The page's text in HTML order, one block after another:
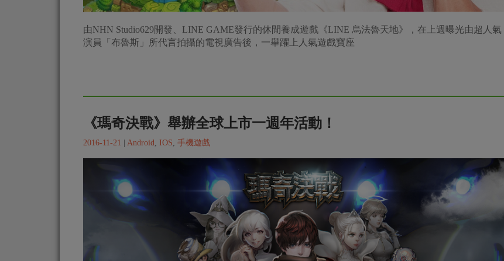
由NHN Studio629開發、LINE GAME發行的休閒養成遊戲《LINE 烏法魯天地》，在上週曝光由超人氣
演員「布魯斯」所代言拍攝的電視廣告後，一舉躍上人氣遊戲寶座
《瑪奇決戰》舉辦全球上市一週年活動！
2016-11-21 | Android IOS 手機遊戲